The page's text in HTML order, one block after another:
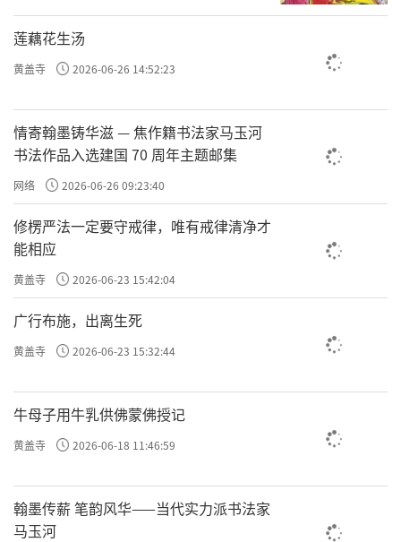
会有一些效验。
往期回顾
许方勇解读《了凡四训》（一）
许方勇解读《了凡四训》（二）
许方勇解读《了凡四训》（三）
许方勇解读《了凡四训》（四）
许方勇解读《了凡四训》（五）
许方勇解读《了凡四训》（六）
许方勇解读《了凡四训》（九）
莲藕花生汤
黄盖寺 2026-06-26 14:52:23
情寄翰墨铸华滋 — 焦作籍书法家马玉河
书法作品入选建国 70 周年主题邮集
网络 2026-06-26 09:23:40
修楞严法一定要守戒律，唯有戒律清净才
能相应
黄盖寺 2026-06-23 15:42:04
广行布施，出离生死
黄盖寺 2026-06-23 15:32:44
牛母子用牛乳供佛蒙佛授记
黄盖寺 2026-06-18 11:46:59
翰墨传薪 笔韵风华——当代实力派书法家
马玉河